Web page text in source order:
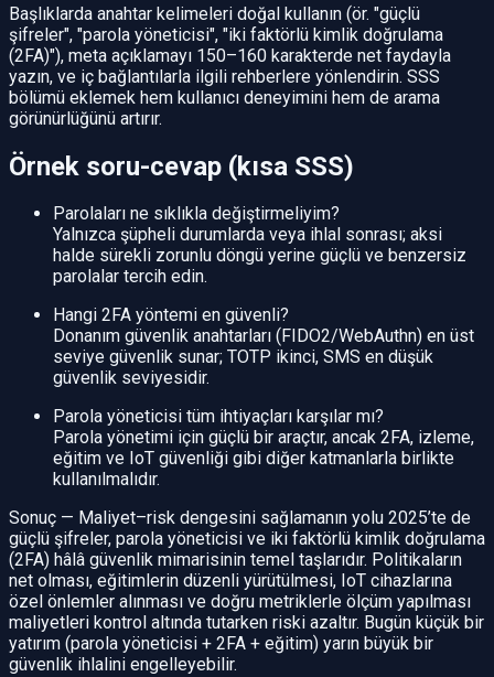
Başlıklarda anahtar kelimeleri doğal kullanın (ör. "güçlü
şifreler", "parola yöneticisi", "iki faktörlü kimlik doğrulama
(2FA)"), meta açıklamayı 150–160 karakterde net faydayla
yazın, ve iç bağlantılarla ilgili rehberlere yönlendirin. SSS
bölümü eklemek hem kullanıcı deneyimini hem de arama
görünürlüğünü artırır.
Örnek soru-cevap (kısa SSS)
Parolaları ne sıklıkla değiştirmeliyim?
Yalnızca şüpheli durumlarda veya ihlal sonrası; aksi
halde sürekli zorunlu döngü yerine güçlü ve benzersiz
parolalar tercih edin.
Hangi 2FA yöntemi en güvenli?
Donanım güvenlik anahtarları (FIDO2/WebAuthn) en üst
seviye güvenlik sunar; TOTP ikinci, SMS en düşük
güvenlik seviyesidir.
Parola yöneticisi tüm ihtiyaçları karşılar mı?
Parola yönetimi için güçlü bir araçtır, ancak 2FA, izleme,
eğitim ve IoT güvenliği gibi diğer katmanlarla birlikte
kullanılmalıdır.
Sonuç — Maliyet–risk dengesini sağlamanın yolu 2025’te de
güçlü şifreler, parola yöneticisi ve iki faktörlü kimlik doğrulama
(2FA) hâlâ güvenlik mimarisinin temel taşlarıdır. Politikaların
net olması, eğitimlerin düzenli yürütülmesi, IoT cihazlarına
özel önlemler alınması ve doğru metriklerle ölçüm yapılması
maliyetleri kontrol altında tutarken riski azaltır. Bugün küçük bir
yatırım (parola yöneticisi + 2FA + eğitim) yarın büyük bir
güvenlik ihlalini engelleyebilir.